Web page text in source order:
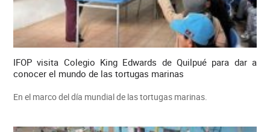
IFOP visita Colegio King Edwards de Quilpué para dar a
conocer el mundo de las tortugas marinas
En el marco del día mundial de las tortugas marinas.